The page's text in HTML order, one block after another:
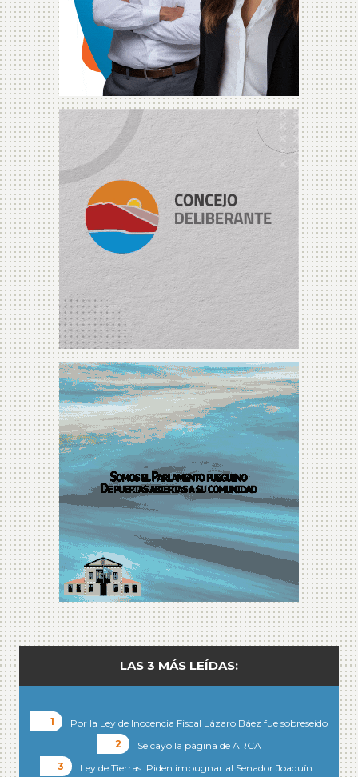
LAS 3 MÁS LEÍDAS:
Por la Ley de Inocencia Fiscal Lázaro Báez fue sobreseído
Se cayó la página de ARCA
Ley de Tierras: Piden impugnar al Senador Joaquín…